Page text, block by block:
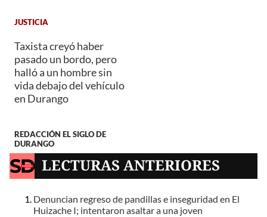
JUSTICIA
Taxista creyó haber
pasado un bordo, pero
halló a un hombre sin
vida debajo del vehículo
en Durango
REDACCIÓN EL SIGLO DE
DURANGO
LECTURAS ANTERIORES
Denuncian regreso de pandillas e inseguridad en El
Huizache I; intentaron asaltar a una joven